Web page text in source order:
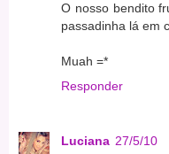
O nosso bendito
passadinha lá em
Muah =*
Responder
Luciana 27/5/10